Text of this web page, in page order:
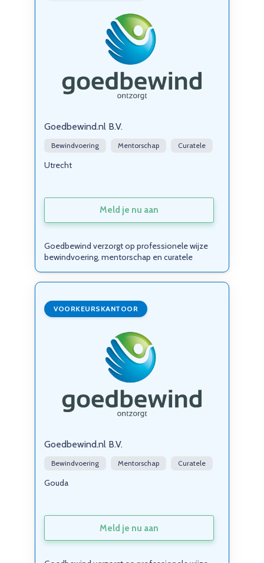
Goedbewind.nl B.V.
Bewindvoering Mentorschap Curatele
Utrecht
Meld je nu aan
Goedbewind verzorgt op professionele wijze
bewindvoering, mentorschap en curatele
VOORKEURSKANTOOR
Goedbewind.nl B.V.
Bewindvoering Mentorschap Curatele
Gouda
Meld je nu aan